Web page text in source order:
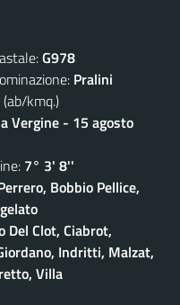
G978
Pralini
(ab/kmq.)
Vergine - 15 agosto
7° 3' 8''
Bobbio Pellice,
Del Clot, Ciabrot,
Indritti, Malzat,
Villa